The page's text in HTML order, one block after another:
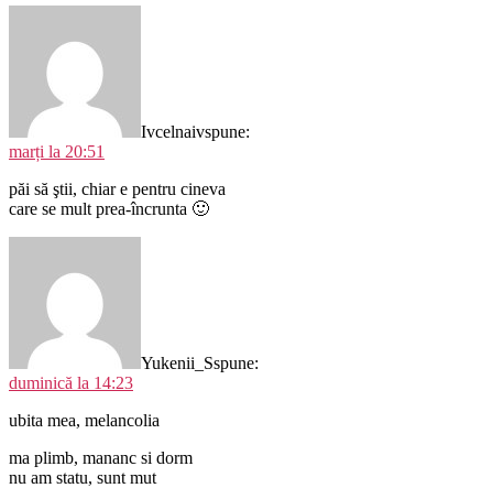
Ivcelnaivspune:
marți la 20:51
păi să ştii, chiar e pentru cineva
care se mult prea-încrunta 🙂
Yukenii_Sspune:
duminică la 14:23
ubita mea, melancolia
ma plimb, mananc si dorm
nu am statu, sunt mut